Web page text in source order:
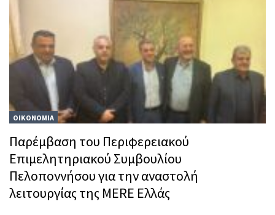
ΟΙΚΟΝΟΜΙΑ
Παρέμβαση του Περιφερειακού
Επιμελητηριακού Συμβουλίου
Πελοποννήσου για την αναστολή
λειτουργίας της MERE Ελλάς